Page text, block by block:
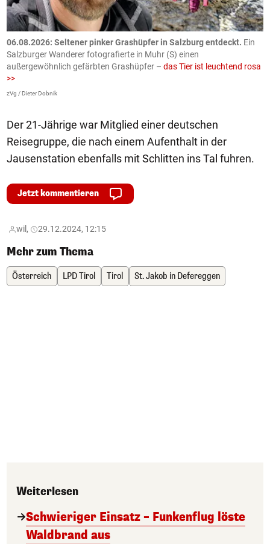
06.08.2026: Seltener pinker Grashüpfer in Salzburg entdeckt. Ein
Salzburger Wanderer fotografierte in Muhr (S) einen
außergewöhnlich gefärbten Grashüpfer – das Tier ist leuchtend rosa
>>
zVg / Dieter Dobnik
Der 21-Jährige war Mitglied einer deutschen
Reisegruppe, die nach einem Aufenthalt in der
Jausenstation ebenfalls mit Schlitten ins Tal fuhren.
Jetzt kommentieren
wil, 29.12.2024, 12:15
Mehr zum Thema
Österreich LPD Tirol Tirol St. Jakob in Defereggen
Weiterlesen
Schwieriger Einsatz – Funkenflug löste
Waldbrand aus